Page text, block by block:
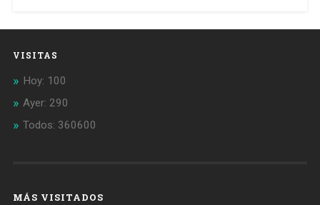
VISITAS
Hoy: 100
Ayer: 290
Todos: 360600
MÁS VISITADOS